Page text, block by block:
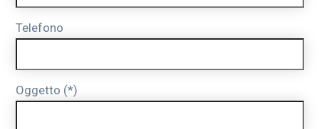
Telefono
Oggetto (*)